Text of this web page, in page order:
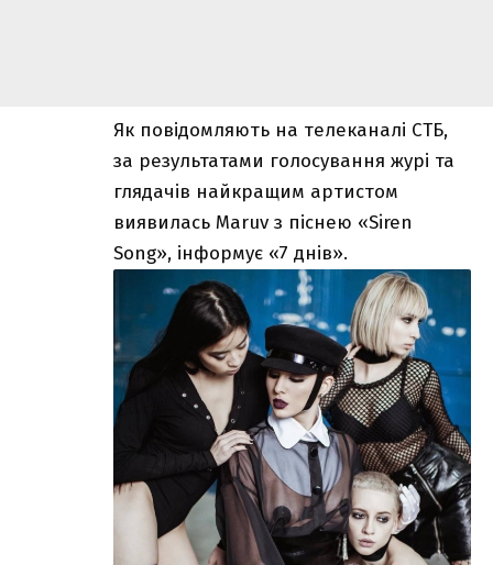
Як повідомляють на телеканалі СТБ,
за результатами голосування журі та
глядачів найкращим артистом
виявилась Maruv з піснею «Siren
Song», інформує «7 днів».